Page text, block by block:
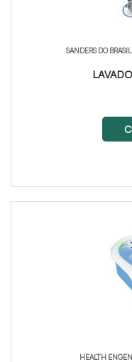
SANDERS DO
HEALTH